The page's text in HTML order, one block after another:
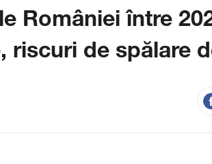
României între
riscuri de spălare